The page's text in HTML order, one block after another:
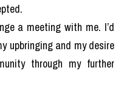
a meeting with me. I’d
upbringing and my desire
through my further